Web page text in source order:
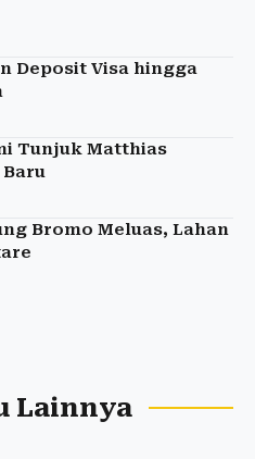
Deposit Visa hingga
Tunjuk Matthias
Bromo Meluas, Lahan
Lainnya